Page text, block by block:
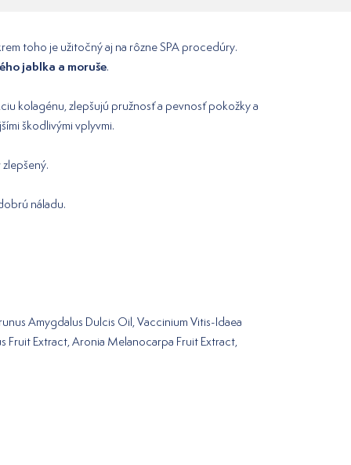
toho je užitočný aj na rôzne SPA procedúry.
jablka a moruše.
kolagénu, zlepšujú pružnosť a pevnosť pokožky a
škodlivými vplyvmi.
náladu.
Amygdalus Dulcis Oil, Vaccinium Vitis-Idaea
Fruit Extract, Aronia Melanocarpa Fruit Extract,